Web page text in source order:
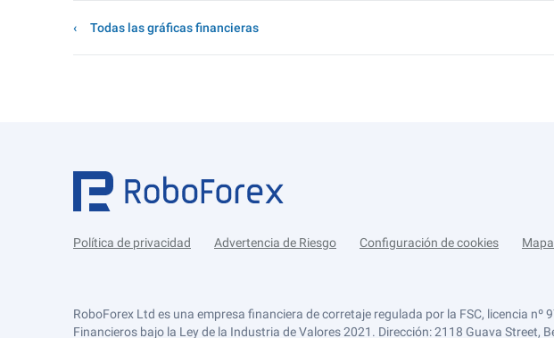
Todas las gráficas financieras
Política de privacidad Advertencia de Riesgo Configuración de cookies
RoboForex Ltd es una empresa financiera de corretaje regulada por la FSC, licencia
Financieros bajo la Ley de la Industria de Valores 2021. Dirección: 2118 Guava Street,